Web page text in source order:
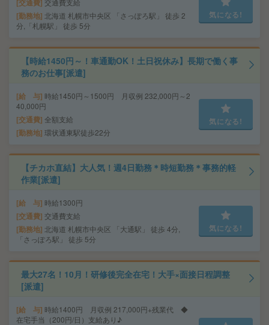
交通費 交通費支給
勤務地 北海道 札幌市中央区 「さっぽろ駅」 徒歩 2
分,「札幌駅」 徒歩 5分
気になる!
【時給1450円～！車通勤OK！土日祝休み】長期で働く事
務のお仕事[派遣]
給 与 時給1450円～1500円 月収例 232,000円～2
40,000円
交通費 全額支給
勤務地 環状通東駅徒歩22分
気になる!
【チカホ直結】大人気！週4日勤務＊時短勤務＊事務的軽
作業[派遣]
給 与 時給1300円
交通費 交通費支給
勤務地 北海道 札幌市中央区 「大通駅」 徒歩 4分,
「さっぽろ駅」 徒歩 5分
気になる!
最大27名！10月！研修後完全在宅！大手×面接日程調整
[派遣]
給 与 時給1400円 月収例 217,000円+残業代 ◆
在宅手当（200円/日）支給あり♪